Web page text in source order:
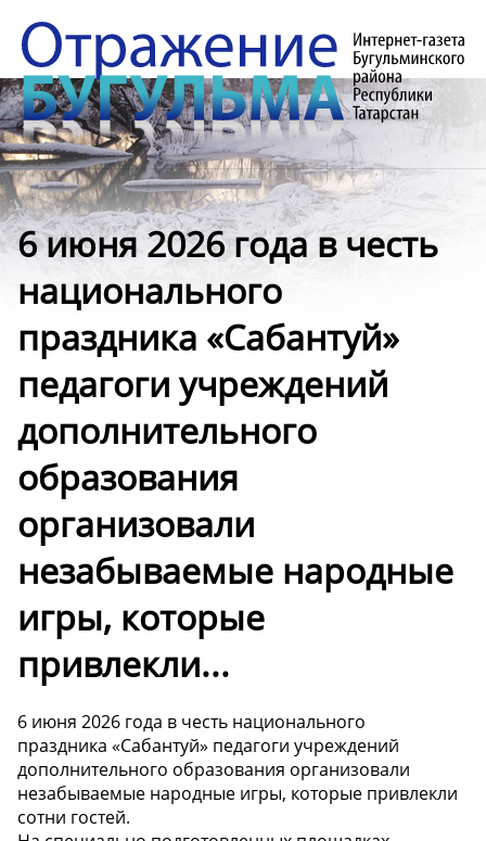
6 июня 2026 года в честь
национального
праздника «Сабантуй»
педагоги учреждений
дополнительного
образования
организовали
незабываемые народные
игры, которые
привлекли...
6 июня 2026 года в честь национального
праздника «Сабантуй» педагоги учреждений
дополнительного образования организовали
незабываемые народные игры, которые привлекли
сотни гостей.